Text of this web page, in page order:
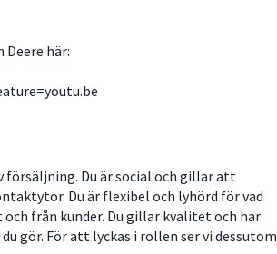
här:
försäljning. Du är social och gillar att
Du är flexibel och lyhörd för vad
från kunder. Du gillar kvalitet och har
gör. För att lyckas i rollen ser vi dessutom